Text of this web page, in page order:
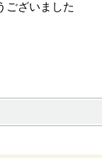
ございました